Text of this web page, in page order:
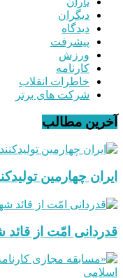
دیگران
دیدگاه
پیشرفت
ورزش
کارنامه
خاطرات انقلاب
شرکت های برتر
آخرین مطالب
ایران چهارمین
قدردانی امّت از